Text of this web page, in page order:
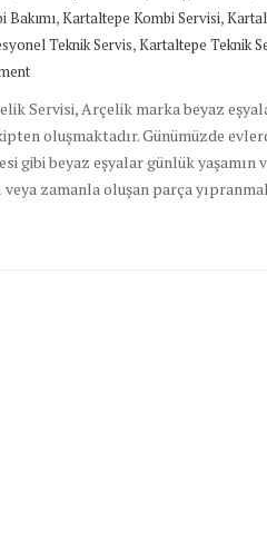
Bakımı,Kartaltepe Kombi Servisi,
Teknik Servis,Kartaltepe Teknik
Servisi, Arçelik marka beyaz
oluşmaktadır. Günümüzde
gibi beyaz eşyalar günlük
zamanla oluşan parça